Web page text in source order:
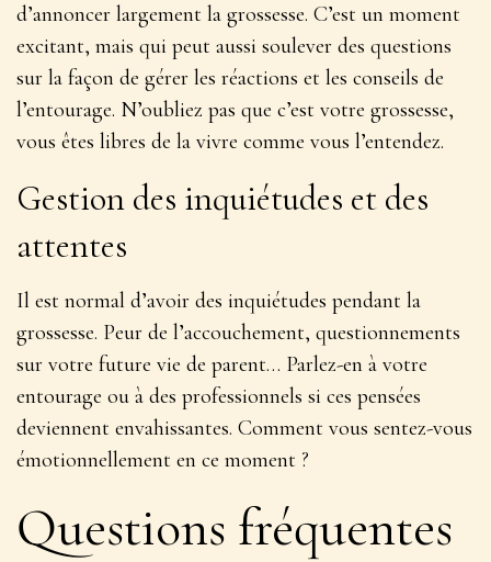
d’annoncer largement la grossesse. C’est un moment
excitant, mais qui peut aussi soulever des questions
sur la façon de gérer les réactions et les conseils de
l’entourage. N’oubliez pas que c’est votre grossesse,
vous êtes libres de la vivre comme vous l’entendez.
Gestion des inquiétudes et des
attentes
Il est normal d’avoir des inquiétudes pendant la
grossesse. Peur de l’accouchement, questionnements
sur votre future vie de parent… Parlez-en à votre
entourage ou à des professionnels si ces pensées
deviennent envahissantes. Comment vous sentez-vous
émotionnellement en ce moment ?
Questions fréquentes